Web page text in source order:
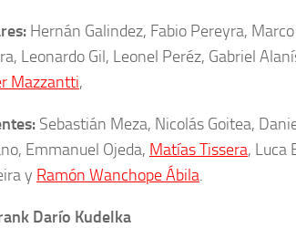
Hernán Galindez, Fabio Pereyra,
Leonardo Gil, Leonel Peréz, Gabriel
Mazzantti,
Sebastián Meza, Nicolás Goitea,
Emmanuel Ojeda, Matías Tissera, Luca
y Ramón Wanchope Ábila.
Darío Kudelka